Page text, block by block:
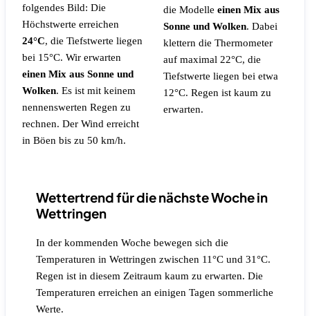
folgendes Bild: Die
Höchstwerte erreichen
24°C, die Tiefstwerte liegen
bei 15°C. Wir erwarten
einen Mix aus Sonne und
Wolken. Es ist mit keinem
nennenswerten Regen zu
rechnen. Der Wind erreicht
in Böen bis zu 50 km/h.
die Modelle einen Mix aus
Sonne und Wolken. Dabei
klettern die Thermometer
auf maximal 22°C, die
Tiefstwerte liegen bei etwa
12°C. Regen ist kaum zu
erwarten.
Wettertrend für die nächste Woche in
Wettringen
In der kommenden Woche bewegen sich die
Temperaturen in Wettringen zwischen 11°C und 31°C.
Regen ist in diesem Zeitraum kaum zu erwarten. Die
Temperaturen erreichen an einigen Tagen sommerliche
Werte.